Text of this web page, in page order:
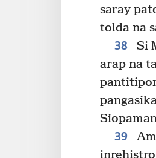
saray
tolda na
38
Si
arap na
39
inrehistro